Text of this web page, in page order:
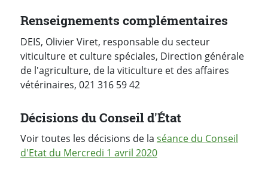
Renseignements complémentaires
DEIS, Olivier Viret, responsable du secteur
viticulture et culture spéciales, Direction générale
de l'agriculture, de la viticulture et des affaires
vétérinaires, 021 316 59 42
Décisions du Conseil d'État
Voir toutes les décisions de la séance du Conseil
d'Etat du Mercredi 1 avril 2020